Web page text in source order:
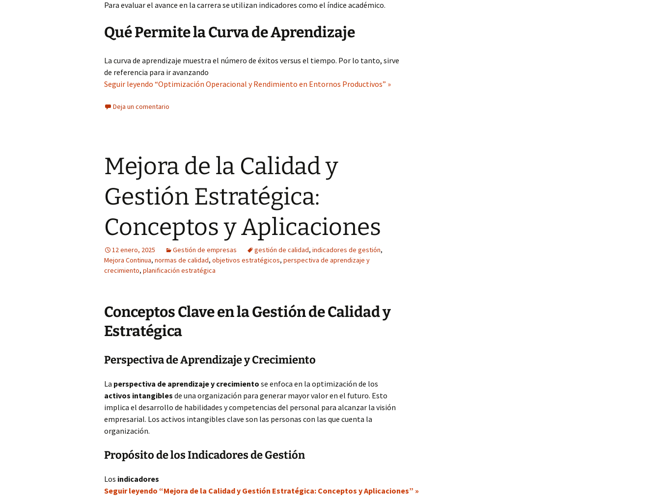
Para evaluar el avance en la carrera se utilizan indicadores como el índice académico.
Qué Permite la Curva de Aprendizaje
La curva de aprendizaje muestra el número de éxitos versus el tiempo. Por lo tanto, sirve
de referencia para ir avanzando
Seguir leyendo “Optimización Operacional y Rendimiento en Entornos Productivos” »
Deja un comentario
Mejora de la Calidad y
Gestión Estratégica:
Conceptos y Aplicaciones
12 enero, 2025 Gestión de empresas gestión de calidad, indicadores de gestión,
Mejora Continua, normas de calidad, objetivos estratégicos, perspectiva de aprendizaje y
crecimiento, planificación estratégica
Conceptos Clave en la Gestión de Calidad y
Estratégica
Perspectiva de Aprendizaje y Crecimiento
La perspectiva de aprendizaje y crecimiento se enfoca en la optimización de los
activos intangibles de una organización para generar mayor valor en el futuro. Esto
implica el desarrollo de habilidades y competencias del personal para alcanzar la visión
empresarial. Los activos intangibles clave son las personas con las que cuenta la
organización.
Propósito de los Indicadores de Gestión
Los indicadores
Seguir leyendo “Mejora de la Calidad y Gestión Estratégica: Conceptos y Aplicaciones” »